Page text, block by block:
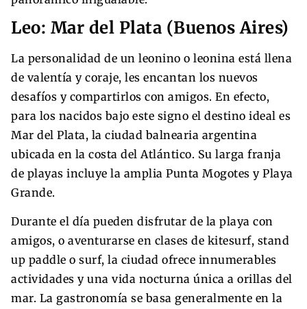
Leo: Mar del Plata (Buenos Aires)
La personalidad de un leonino o leonina está llena
de valentía y coraje, les encantan los nuevos
desafíos y compartirlos con amigos. En efecto,
para los nacidos bajo este signo el destino ideal es
Mar del Plata, la ciudad balnearia argentina
ubicada en la costa del Atlántico. Su larga franja
de playas incluye la amplia Punta Mogotes y Playa
Grande.
Durante el día pueden disfrutar de la playa con
amigos, o aventurarse en clases de kitesurf, stand
up paddle o surf, la ciudad ofrece innumerables
actividades y una vida nocturna única a orillas del
mar. La gastronomía se basa generalmente en la